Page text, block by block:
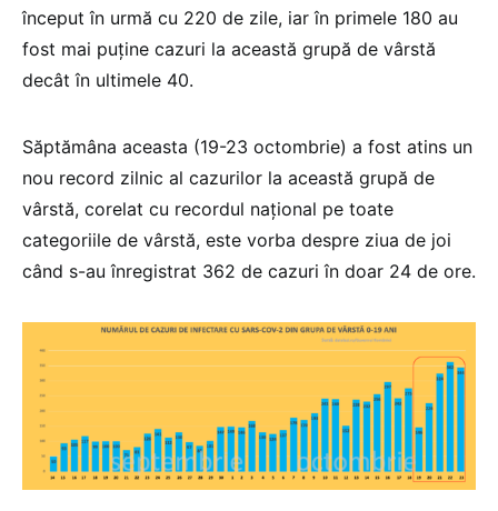
început în urmă cu 220 de zile, iar în primele 180 au
fost mai puține cazuri la această grupă de vârstă
decât în ultimele 40.
Săptămâna aceasta (19-23 octombrie) a fost atins un
nou record zilnic al cazurilor la această grupă de
vârstă, corelat cu recordul național pe toate
categoriile de vârstă, este vorba despre ziua de joi
când s-au înregistrat 362 de cazuri în doar 24 de ore.